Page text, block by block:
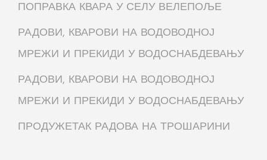
ПОПРАВКА КВАРА У СЕЛУ ВЕЛЕПОЉЕ
РАДОВИ, КВАРОВИ НА ВОДОВОДНОЈ
МРЕЖИ И ПРЕКИДИ У ВОДОСНАБДЕВАЊУ
РАДОВИ, КВАРОВИ НА ВОДОВОДНОЈ
МРЕЖИ И ПРЕКИДИ У ВОДОСНАБДЕВАЊУ
ПРОДУЖЕТАК РАДОВА НА ТРОШАРИНИ